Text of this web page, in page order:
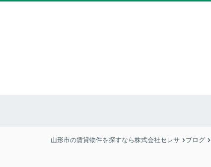
山形市の賃貸物件を探すなら株式会社セレサ ブログ